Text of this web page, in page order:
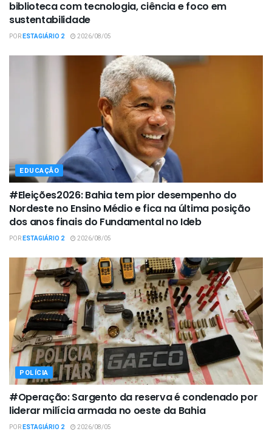
biblioteca com tecnologia, ciência e foco em
sustentabilidade
PORESTAGIÁRIO 2 2026/08/05
EDUCAÇÃO
#Eleições2026: Bahia tem pior desempenho do
Nordeste no Ensino Médio e fica na última posição
dos anos finais do Fundamental no Ideb
PORESTAGIÁRIO 2 2026/08/05
POLÍCIA
#Operação: Sargento da reserva é condenado por
liderar milícia armada no oeste da Bahia
PORESTAGIÁRIO 2 2026/08/05